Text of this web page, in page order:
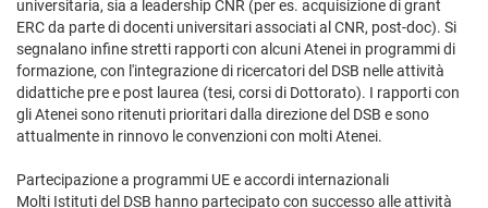
universitaria, sia a leadership CNR (per es. acquisizione di grant
ERC da parte di docenti universitari associati al CNR, post-doc). Si
segnalano infine stretti rapporti con alcuni Atenei in programmi di
formazione, con l'integrazione di ricercatori del DSB nelle attività
didattiche pre e post laurea (tesi, corsi di Dottorato). I rapporti con
gli Atenei sono ritenuti prioritari dalla direzione del DSB e sono
attualmente in rinnovo le convenzioni con molti Atenei.
Partecipazione a programmi UE e accordi internazionali
Molti Istituti del DSB hanno partecipato con successo alle attività